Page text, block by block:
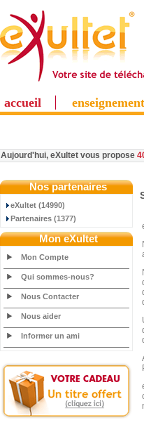
accueil
Aujourd'hui, eXultet vous propose
Nos partenaires
eXultet (14990)
Partenaires (1377)
Mon eXultet
Mon Compte
Qui sommes-nous?
Nous Contacter
Nous aider
Informer un ami